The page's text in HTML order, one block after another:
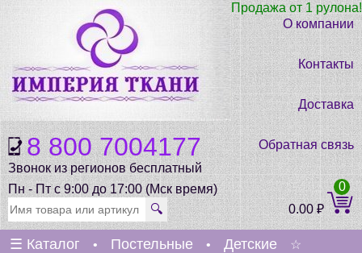
8 800 7004177
Звонок из регионов бесплатный
Пн - Пт с 9:00 до 17:00 (Мск время)
Продажа от 1 рулона!
О компании
Контакты
Доставка
Обратная связь
🔍 0.00₽
0
☰ Каталог • Постельные • Детские ☆